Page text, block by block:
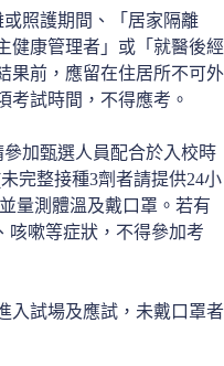
或照護期間、「居家隔離
健康管理者」或「就醫後經
果前，應留在住居所不可外
考試時間，不得應考。
參加甄選人員配合於入校時
完整接種3劑者請提供24小
量測體溫及戴口罩。若有
嗽等症狀，不得參加考
入試場及應試，未戴口罩者